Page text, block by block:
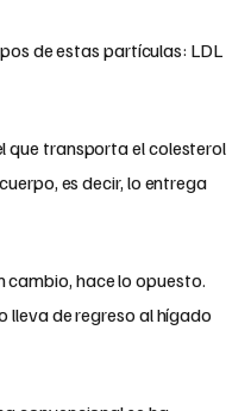
de estas partículas: LDL
que transporta el colesterol
es decir, lo entrega
cambio, hace lo opuesto.
lleva de regreso al hígado